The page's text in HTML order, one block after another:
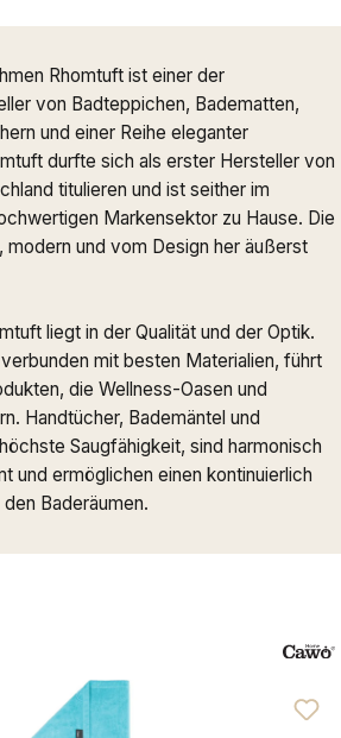
Rhomtuft ist einer der
von Badteppichen, Badematten,
und einer Reihe eleganter
durfte sich als erster Hersteller von
titulieren und ist seither im
Markensektor zu Hause. Die
modern und vom Design her äußerst
liegt in der Qualität und der Optik.
mit besten Materialien, führt
die Wellness-Oasen und
Handtücher, Bademäntel und
Saugfähigkeit, sind harmonisch
und ermöglichen einen kontinuierlich
Baderäumen.
von 4.63 von 5 Sternen